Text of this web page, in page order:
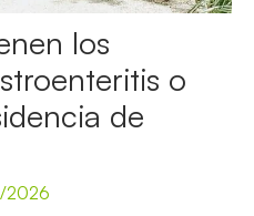
los
o
de
2026